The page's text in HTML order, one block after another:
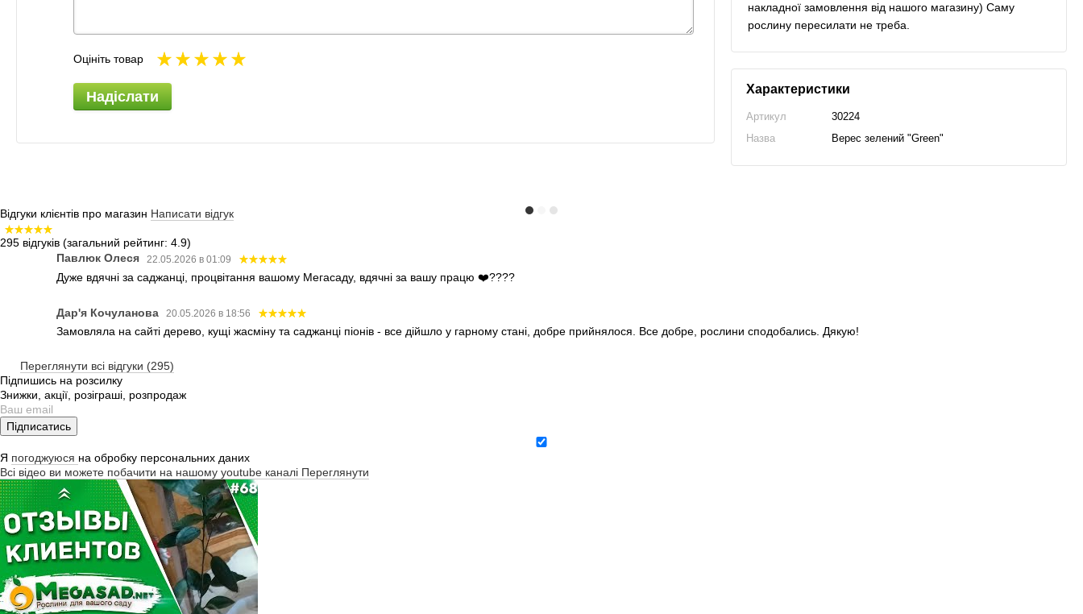
Оцініть товар
Надіслати
накладної замовлення від нашого магазину) Саму
рослину пересилати не треба.
Характеристики
Артикул
30224
Назва
Верес зелений "Green"
Відгуки клієнтів про магазин Написати відгук
295 відгуків (загальний рейтинг: 4.9)
Павлюк Олеся
22.05.2026 в 01:09
Дуже вдячні за саджанці, процвітання вашому Мегасаду, вдячні за вашу працю ❤️????
Дар'я Кочуланова 20.05.2026 в 18:56
Замовляла на сайті дерево, кущі жасміну та саджанці піонів - все дійшло у гарному стані, добре прийнялося. Все добре, рослини сподобались. Дякую!
Переглянути всі відгуки (295)
Підпишись на розсилку
Знижки, акції, розіграші, розпродаж
Підписатись
Я погоджуюся на обробку персональних даних
Всі відео ви можете побачити на нашому youtube каналі Переглянути